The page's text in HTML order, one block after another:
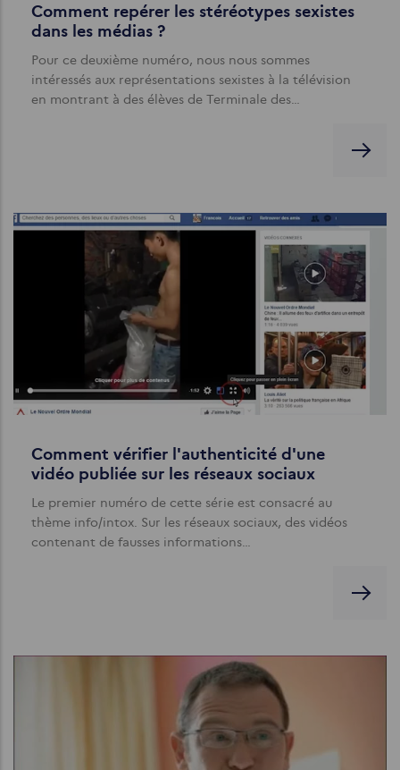
Comment repérer les stéréotypes sexistes
dans les médias ?
Pour ce deuxième numéro, nous nous sommes
intéressés aux représentations sexistes à la télévision
en montrant à des élèves de Terminale des…
Comment vérifier l'authenticité d'une
vidéo publiée sur les réseaux sociaux
Le premier numéro de cette série est consacré au
thème info/intox. Sur les réseaux sociaux, des vidéos
contenant de fausses informations…